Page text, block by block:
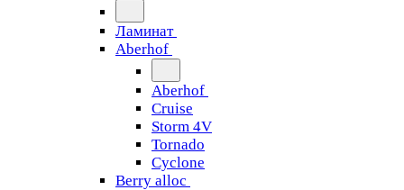
Ламинат
Aberhof
Aberhof
Cruise
Storm 4V
Tornado
Сyclone
Berry alloc